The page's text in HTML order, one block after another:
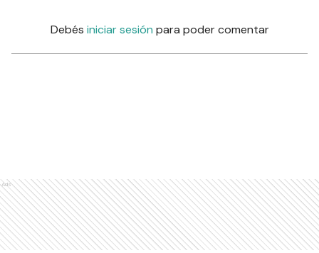
Debés iniciar sesión para poder comentar
Ads